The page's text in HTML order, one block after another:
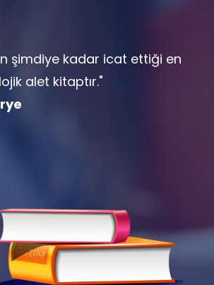
şimdiye kadar icat ettiği en
alet kitaptır."